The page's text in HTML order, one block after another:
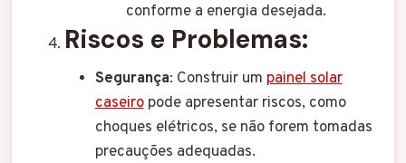
conforme a energia desejada.
Riscos e Problemas:
Segurança: Construir um painel solar
caseiropode apresentar riscos, como
choques elétricos, se não forem tomadas
precauções adequadas.